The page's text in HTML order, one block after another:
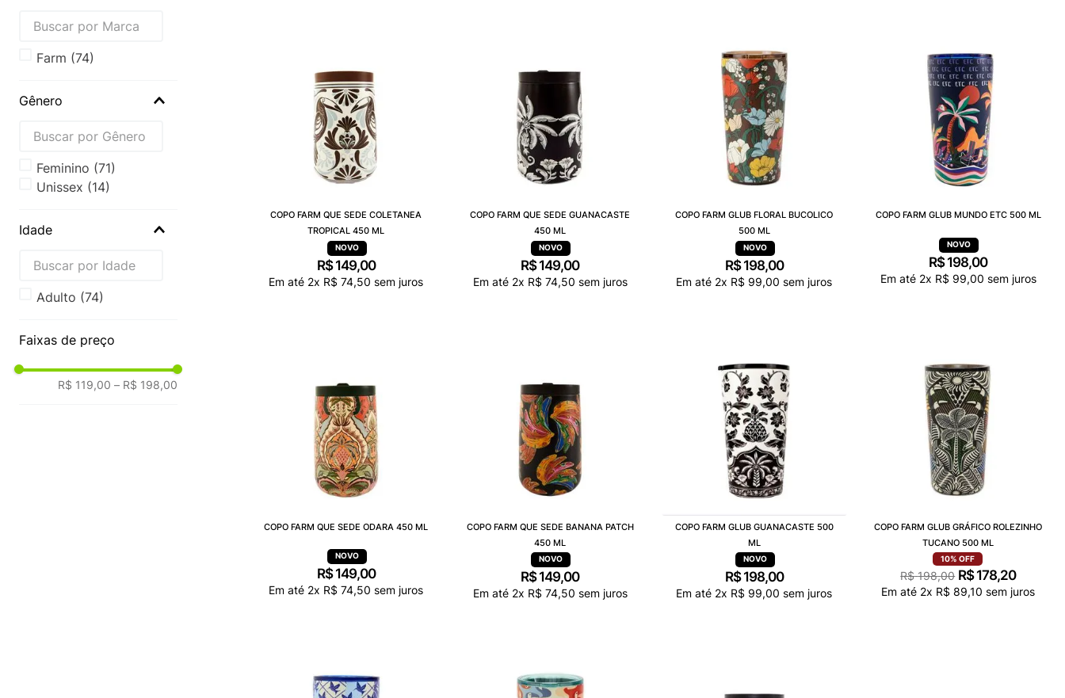
farm (74)
Gênero
Feminino (71)
Unissex (14)
Idade
Adulto (74)
Faixas de preço
R$ 119,00 – R$ 198,00
COPO FARM QUE SEDE COLETANEA
TROPICAL 450 ML
R$ 149,00
Em até 2x R$ 74,50 sem juros
COPO FARM QUE SEDE GUANACASTE
450 ML
R$149,00
Em até 2x R$ 74,50 sem juros
COPO FARM GLUB FLORAL BUCOLICO
500 ML
R$ 198,00
Em até 2x R$ 99,00 sem juros
COPO FARM GLUB MUNDO ETC 500 ML
R$198,00
Em até 2x R$ 99,00 sem juros
COPO FARM QUE SEDE ODARA 450 ML
R$ 149,00
Em até 2x R$ 74,50 sem juros
COPO FARM QUE SEDE BANANA PATCH
450 ML
R$149,00
Em até 2x R$ 74,50 sem juros
COPO FARM GLUB GUANACASTE 500
ML
R$ 198,00
Em até 2x R$ 99,00 sem juros
COPO FARM GLUB GRÁFICO ROLEZINHO
TUCANO 500 ML
10% OFF
R$ 198,00 R$178,20
Em até 2x R$ 89,10 sem juros